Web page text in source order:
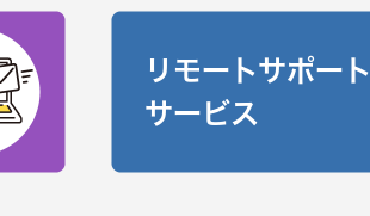
リモートサポート
サービス